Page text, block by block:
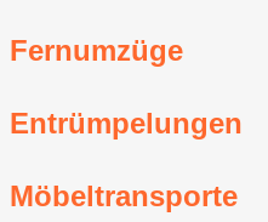
Fernumzüge
Entrümpelungen
Möbeltransporte